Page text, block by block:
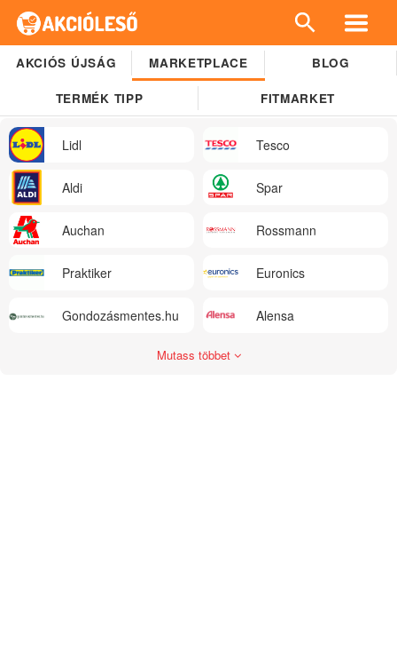
AKCIÓS ÚJSÁG MARKETPLACE BLOG
TERMÉK TIPP FITMARKET
Lidl Tesco
Aldi Spar
Auchan Rossmann
Praktiker Euronics
Gondozásmentes.hu Alensa
Mutass többet